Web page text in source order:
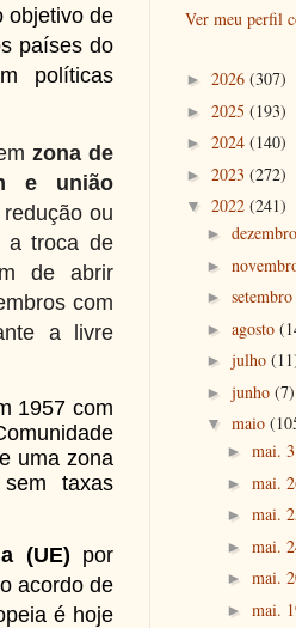
objetivo de
países do
políticas
zona de
e união
ou
a troca de
de abrir
com
a livre
1957 com
uma zona
taxas
(UE) por
acordo de
é hoje
Ver meu perfil
► 2026 (307)
► 2025 (193)
► 2024 (140)
► 2023 (272)
▼ 2022 (241)
► dezembro
►
► setembro
► agosto
► julho
► junho (7)
▼ maio
► mai.
► mai.
► mai.
► mai.
► mai.
► mai.